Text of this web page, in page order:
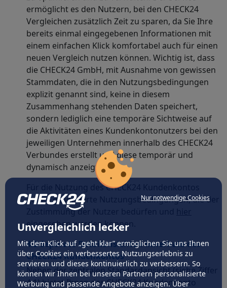
Nur notwendige Cookies
Unvergleichlich lecker
Mit dem Klick auf „geht klar” ermöglichen Sie uns Ihnen
über Cookies ein verbessertes Nutzungserlebnis zu
servieren und dieses kontinuierlich zu verbessern. So
können wir Ihnen bei unseren Partnern personalisierte
Werbung und passende Angebote anzeigen. Über
ermöglicht es den Nutzern, bei den CHECK24
Vergleichen zusätzlich Zeit zu sparen, da Sie Ihre
bereits einmal eingegebenen Informationen mit
einem einfachen Klick komfortabel auch für einen
neuen Vergleich nutzen können. Wichtig ist, dass
die CHECK24 GmbH, mit Ausnahme von gewissen
Stammdaten, die in den Nutzungsbedingungen
explizit genannt sind, keine in diesem
Zusammenhang stehenden Daten speichert,
sondern lediglich eine temporäre Sichtweise auf
die Aktivitäten eines Kundenkontonutzers bei den
jeweiligen Unternehmen innerhalb des CHECK24
Verbundes erstellt und diese temporär und
dynamisch anzeigt.
Für die Nutzung des CHECK24 Kundenkontos
gelten gesonderte Nutzungsbedingungen, die der
Zustimmung der Nutzer bedürfen und
eingesehen werden können.
4.2 Separate Detailansichten innerhalb des
CHECK24 Kundenkontos
Neben der zentralen Standardansicht (siehe Ziffer
4.1) bietet Ihnen das CHECK24 Kundenkonto